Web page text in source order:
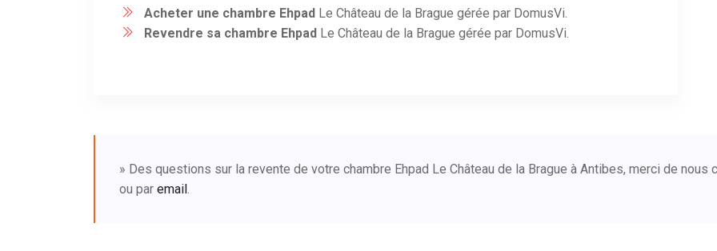
Acheter une chambre Ehpad Le Château de la Brague gérée par DomusVi.
Revendre sa chambre Ehpad Le Château de la Brague gérée par DomusVi.
» Des questions sur la revente de votre chambre Ehpad Le Château de la Brague à Antibes, merci de nous
ou par email.